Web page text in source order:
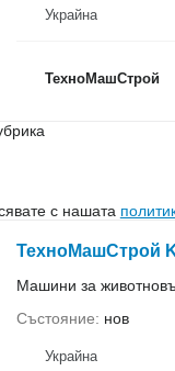
Украйна
ТехноМашСтрой
с нашата
ТехноМашСтрой
Машини за
Състояние
нов
Украйна